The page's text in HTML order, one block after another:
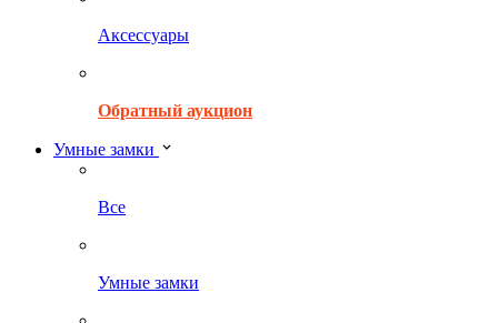
Аксессуары
Обратный аукцион
Умные замки
Все
Умные замки